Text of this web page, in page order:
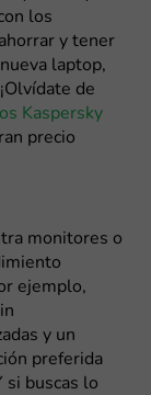
los
y tener
laptop,
de
Kaspersky
precio
monitores o
ejemplo,
y un
preferida
si buscas lo